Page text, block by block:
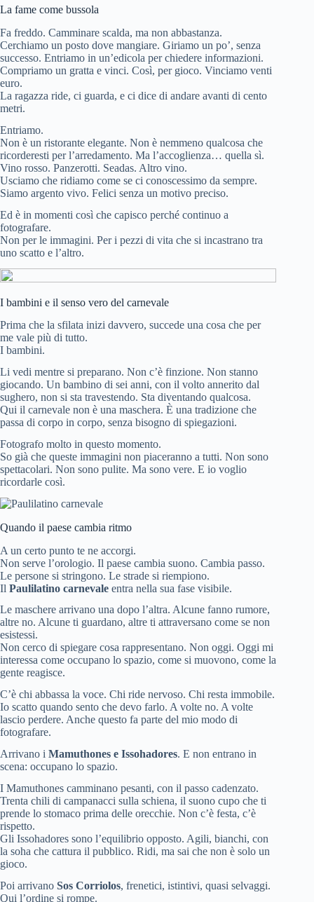
La fame come bussola
Fa freddo. Camminare scalda, ma non abbastanza.
Cerchiamo un posto dove mangiare. Giriamo un po’, senza
successo. Entriamo in un’edicola per chiedere informazioni.
Compriamo un gratta e vinci. Così, per gioco. Vinciamo venti
euro.
La ragazza ride, ci guarda, e ci dice di andare avanti di cento
metri.
Entriamo.
Non è un ristorante elegante. Non è nemmeno qualcosa che
ricorderesti per l’arredamento. Ma l’accoglienza… quella sì.
Vino rosso. Panzerotti. Seadas. Altro vino.
Usciamo che ridiamo come se ci conoscessimo da sempre.
Siamo argento vivo. Felici senza un motivo preciso.
Ed è in momenti così che capisco perché continuo a
fotografare.
Non per le immagini. Per i pezzi di vita che si incastrano tra
uno scatto e l’altro.
I bambini e il senso vero del carnevale
Prima che la sfilata inizi davvero, succede una cosa che per
me vale più di tutto.
I bambini.
Li vedi mentre si preparano. Non c’è finzione. Non stanno
giocando. Un bambino di sei anni, con il volto annerito dal
sughero, non si sta travestendo. Sta diventando qualcosa.
Qui il carnevale non è una maschera. È una tradizione che
passa di corpo in corpo, senza bisogno di spiegazioni.
Fotografo molto in questo momento.
So già che queste immagini non piaceranno a tutti. Non sono
spettacolari. Non sono pulite. Ma sono vere. E io voglio
ricordarle così.
Quando il paese cambia ritmo
A un certo punto te ne accorgi.
Non serve l’orologio. Il paese cambia suono. Cambia passo.
Le persone si stringono. Le strade si riempiono.
Il Paulilatino carnevale entra nella sua fase visibile.
Le maschere arrivano una dopo l’altra. Alcune fanno rumore,
altre no. Alcune ti guardano, altre ti attraversano come se non
esistessi.
Non cerco di spiegare cosa rappresentano. Non oggi. Oggi mi
interessa come occupano lo spazio, come si muovono, come la
gente reagisce.
C’è chi abbassa la voce. Chi ride nervoso. Chi resta immobile.
Io scatto quando sento che devo farlo. A volte no. A volte
lascio perdere. Anche questo fa parte del mio modo di
fotografare.
Arrivano i Mamuthones e Issohadores. E non entrano in
scena: occupano lo spazio.
I Mamuthones camminano pesanti, con il passo cadenzato.
Trenta chili di campanacci sulla schiena, il suono cupo che ti
prende lo stomaco prima delle orecchie. Non c’è festa, c’è
rispetto.
Gli Issohadores sono l’equilibrio opposto. Agili, bianchi, con
la soha che cattura il pubblico. Ridi, ma sai che non è solo un
gioco.
Poi arrivano Sos Corriolos, frenetici, istintivi, quasi selvaggi.
Qui l’ordine si rompe.